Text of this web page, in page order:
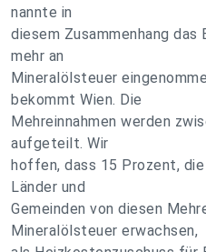
nannte in
diesem Zusammenhang
mehr an
Mineralölsteuer
bekommt Wien. Die
Mehreinnahmen werden
aufgeteilt. Wir
hoffen, dass 15 Prozent,
Länder und
Gemeinden von diesen
Mineralölsteuer erwachsen,